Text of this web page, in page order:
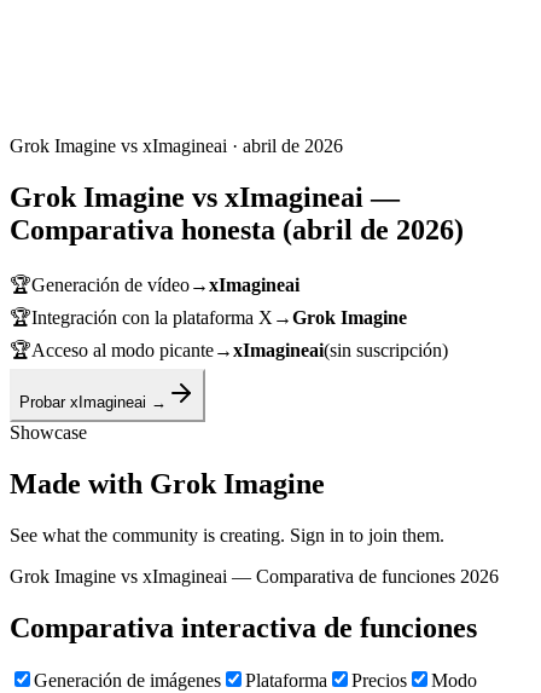
Grok Imagine vs xImagineai · abril de 2026
Grok Imagine vs xImagineai —
Comparativa honesta (abril de 2026)
🏆Generación de vídeo→xImagineai
🏆Integración con la plataforma X →Grok Imagine
🏆Acceso al modo picante→xImagineai(sin suscripción)
Probar xImagineai →
Showcase
Made with Grok Imagine
See what the community is creating. Sign in to join them.
Grok Imagine vs xImagineai — Comparativa de funciones 2026
Comparativa interactiva de funciones
Generación de imágenes Plataforma Precios
Modo